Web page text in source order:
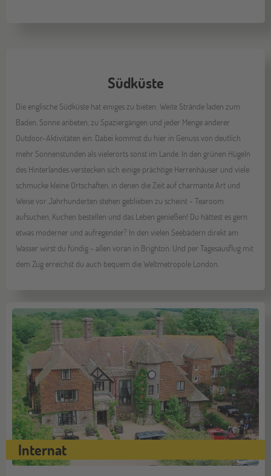
Südküste
Die englische Südküste hat einiges zu bieten: Weite Strände laden zum
Baden, Sonne anbeten, zu Spaziergängen und jeder Menge anderer
Outdoor-Aktivitäten ein. Dabei kommst du hier in Genuss von deutlich
mehr Sonnenstunden als vielerorts sonst im Lande. In den grünen Hügeln
des Hinterlandes verstecken sich einige prächtige Herrenhäuser und viele
schmucke kleine Ortschaften, in denen die Zeit auf charmante Art und
Weise vor Jahrhunderten stehen geblieben zu scheint - Tearoom
aufsuchen, Kuchen bestellen und das Leben genießen! Du hättest es gern
etwas moderner und aufregender? In den vielen Seebädern direkt am
Wasser wirst du fündig - allen voran in Brighton. Und per Tagesausflug mit
dem Zug erreichst du auch bequem die Weltmetropole London.
Internat